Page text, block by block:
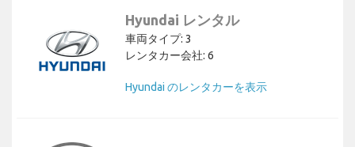
Hyundai レンタル
車両タイプ: 3
レンタカー会社: 6
Hyundai のレンタカーを表示